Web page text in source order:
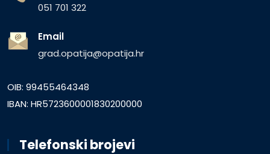
051 701 322
Email
grad.opatija@opatija.hr
OIB: 99455464348
IBAN: HR5723600001830200000
Telefonski brojevi